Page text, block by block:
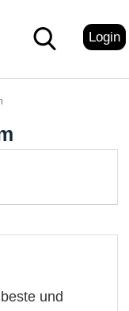
Login
und